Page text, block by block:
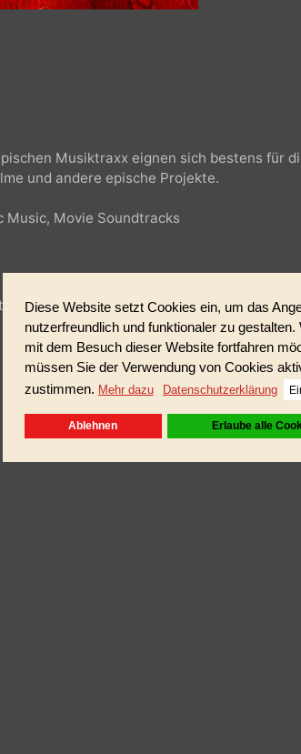
Musiktraxx eignen sich bestens
und andere epische Projekte.
der beinhalteten Tracks)